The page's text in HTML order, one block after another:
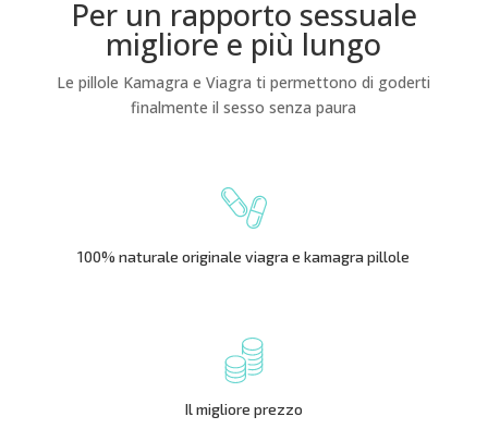
Per un rapporto sessuale
migliore e più lungo
Le pillole Kamagra e Viagra ti permettono di goderti
finalmente il sesso senza paura
100% naturale originale viagra e kamagra pillole
Il migliore prezzo